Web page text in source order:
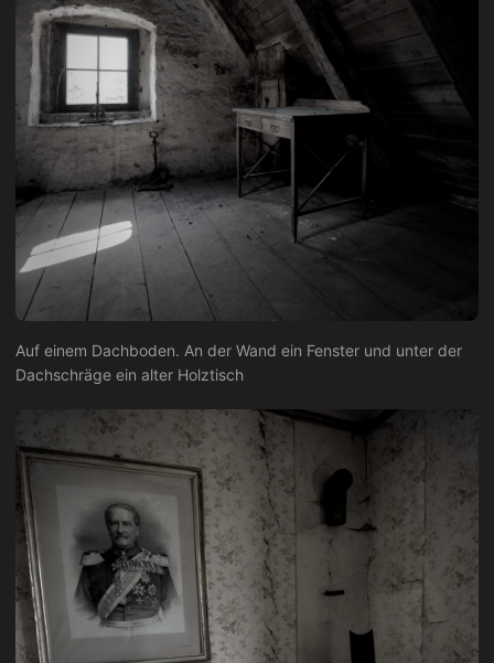
Auf einem Dachboden. An der Wand ein Fenster und unter der
Dachschräge ein alter Holztisch